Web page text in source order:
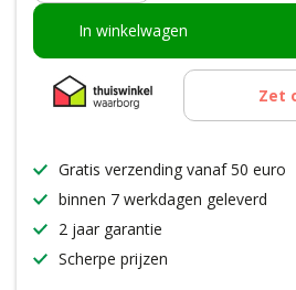
In winkelwagen
Zet
Gratis verzending vanaf 50 euro
binnen 7 werkdagen geleverd
2 jaar garantie
Scherpe prijzen